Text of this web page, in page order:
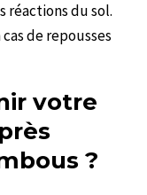
réactions du sol.
de repousses
votre
?